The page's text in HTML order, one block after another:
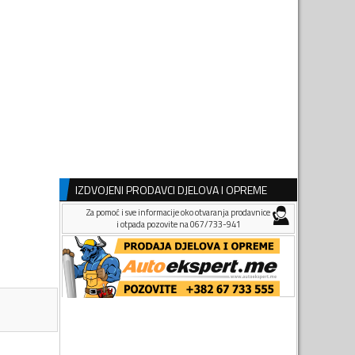
IZDVOJENI PRODAVCI DJELOVA I OPREME
Za pomoć i sve informacije oko otvaranja prodavnice
i otpada pozovite na 067/733-941